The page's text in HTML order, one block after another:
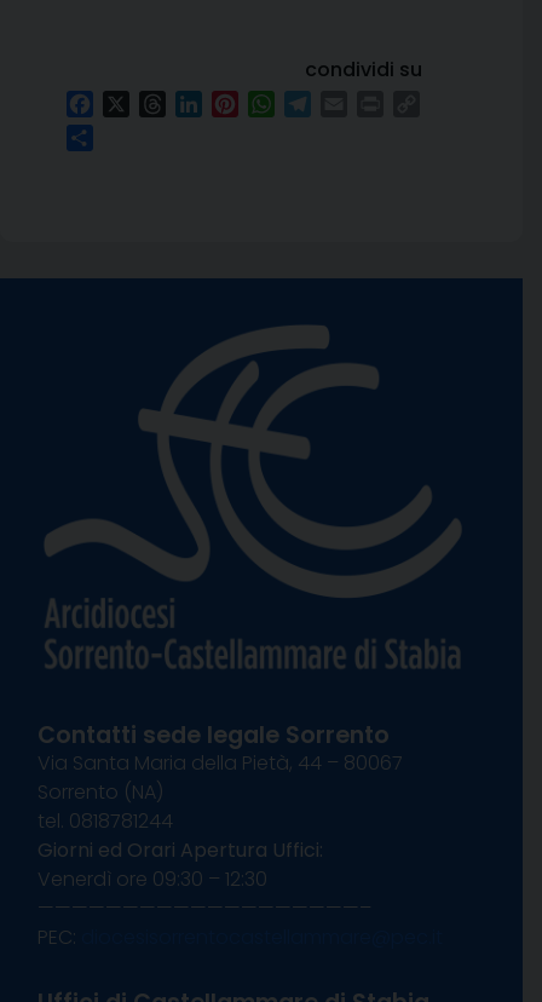
condividi su
FacebookThreadsLinkedInPinterestWhatsApp
Contatti sede legale Sorrento
Via Santa Maria della Pietà, 44 – 80067
Sorrento (NA)
tel. 0818781244
Giorni ed Orari Apertura Uffici:
Venerdì ore 09:30 – 12:30
———————————————————–
PEC: